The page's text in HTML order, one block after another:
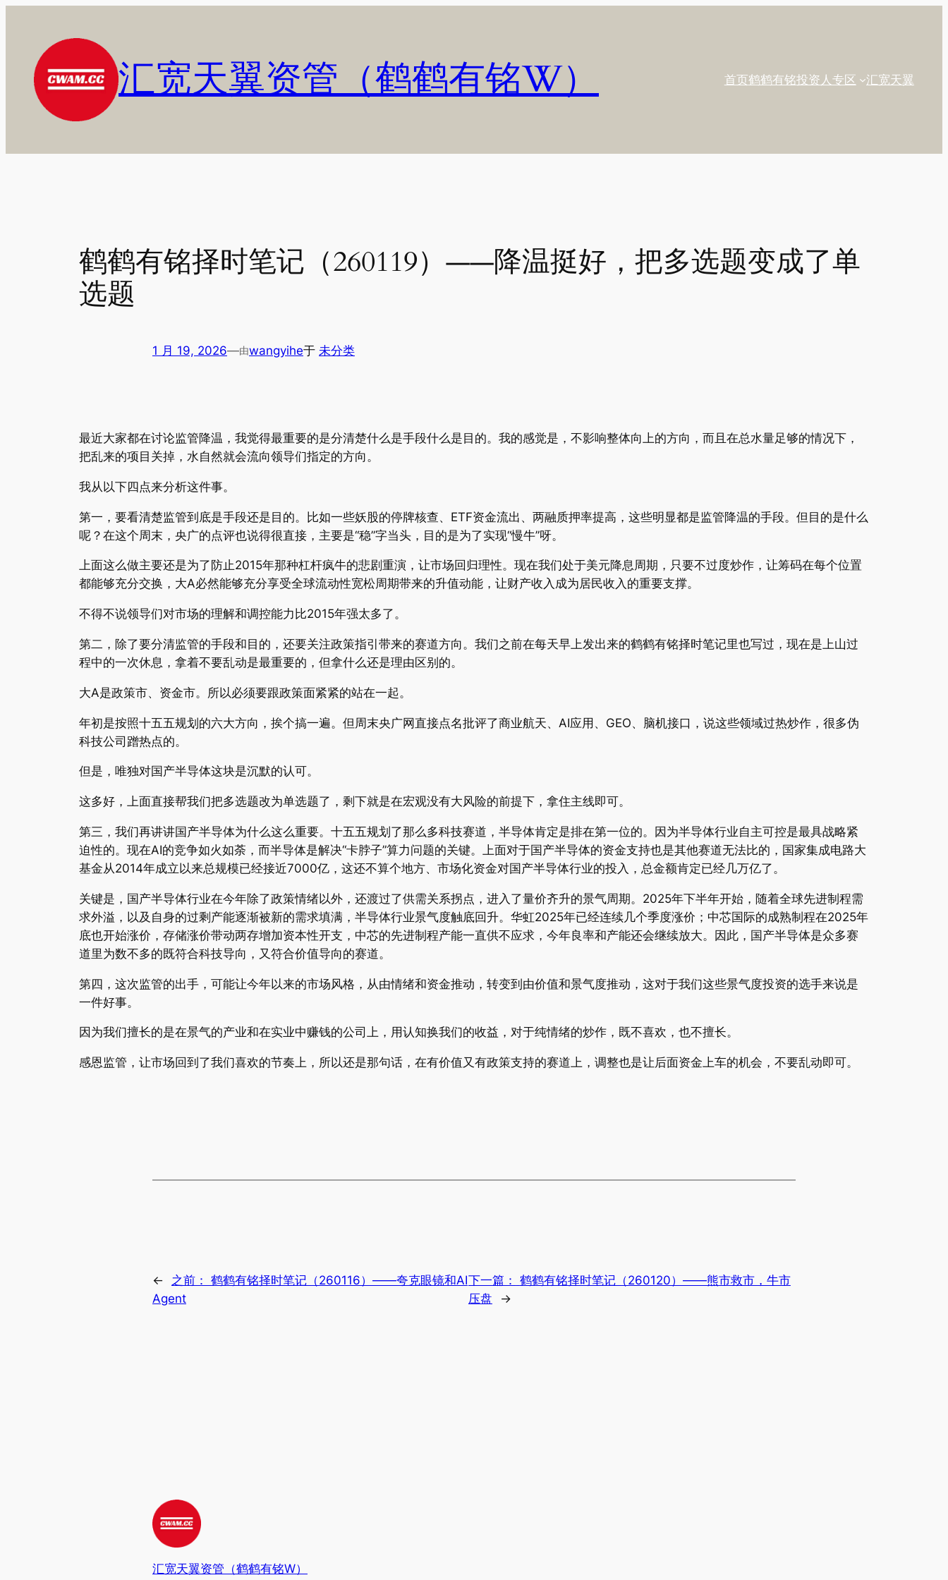
汇宽天翼资管（鹤鹤有铭W） 首页鹤鹤有铭投资人专区 汇宽天翼
鹤鹤有铭择时笔记（260119）——降温挺好，把多选题变成了单
选题
1 月 19, 2026—由wangyihe于 未分类
最近大家都在讨论监管降温，我觉得最重要的是分清楚什么是手段什么是目的。我的感觉是，不影响整体向上的方向，而且在总水量足够的情况下，
把乱来的项目关掉，水自然就会流向领导们指定的方向。
我从以下四点来分析这件事。
第一，要看清楚监管到底是手段还是目的。比如一些妖股的停牌核查、ETF资金流出、两融质押率提高，这些明显都是监管降温的手段。但目的是什么
呢？在这个周末，央广的点评也说得很直接，主要是“稳”字当头，目的是为了实现“慢牛”呀。
上面这么做主要还是为了防止2015年那种杠杆疯牛的悲剧重演，让市场回归理性。现在我们处于美元降息周期，只要不过度炒作，让筹码在每个位置
都能够充分交换，大A必然能够充分享受全球流动性宽松周期带来的升值动能，让财产收入成为居民收入的重要支撑。
不得不说领导们对市场的理解和调控能力比2015年强太多了。
第二，除了要分清监管的手段和目的，还要关注政策指引带来的赛道方向。我们之前在每天早上发出来的鹤鹤有铭择时笔记里也写过，现在是上山过
程中的一次休息，拿着不要乱动是最重要的，但拿什么还是理由区别的。
大A是政策市、资金市。所以必须要跟政策面紧紧的站在一起。
年初是按照十五五规划的六大方向，挨个搞一遍。但周末央广网直接点名批评了商业航天、AI应用、GEO、脑机接口，说这些领域过热炒作，很多伪
科技公司蹭热点的。
但是，唯独对国产半导体这块是沉默的认可。
这多好，上面直接帮我们把多选题改为单选题了，剩下就是在宏观没有大风险的前提下，拿住主线即可。
第三，我们再讲讲国产半导体为什么这么重要。十五五规划了那么多科技赛道，半导体肯定是排在第一位的。因为半导体行业自主可控是最具战略紧
迫性的。现在AI的竞争如火如荼，而半导体是解决“卡脖子”算力问题的关键。上面对于国产半导体的资金支持也是其他赛道无法比的，国家集成电路大
基金从2014年成立以来总规模已经接近7000亿，这还不算个地方、市场化资金对国产半导体行业的投入，总金额肯定已经几万亿了。
关键是，国产半导体行业在今年除了政策情绪以外，还渡过了供需关系拐点，进入了量价齐升的景气周期。2025年下半年开始，随着全球先进制程需
求外溢，以及自身的过剩产能逐渐被新的需求填满，半导体行业景气度触底回升。华虹2025年已经连续几个季度涨价；中芯国际的成熟制程在2025年
底也开始涨价，存储涨价带动两存增加资本性开支，中芯的先进制程产能一直供不应求，今年良率和产能还会继续放大。因此，国产半导体是众多赛
道里为数不多的既符合科技导向，又符合价值导向的赛道。
第四，这次监管的出手，可能让今年以来的市场风格，从由情绪和资金推动，转变到由价值和景气度推动，这对于我们这些景气度投资的选手来说是
一件好事。
因为我们擅长的是在景气的产业和在实业中赚钱的公司上，用认知换我们的收益，对于纯情绪的炒作，既不喜欢，也不擅长。
感恩监管，让市场回到了我们喜欢的节奏上，所以还是那句话，在有价值又有政策支持的赛道上，调整也是让后面资金上车的机会，不要乱动即可。
← 之前： 鹤鹤有铭择时笔记（260116）——夸克眼镜和AI
Agent
下一篇： 鹤鹤有铭择时笔记（260120）——熊市救市，牛市
压盘
→
汇宽天翼资管（鹤鹤有铭W）